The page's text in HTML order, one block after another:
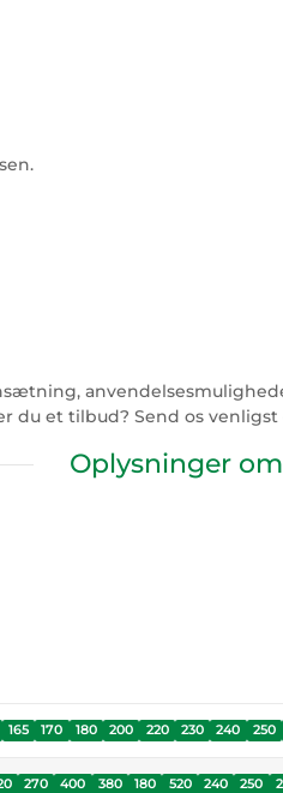
du et tilbud? Send os venligst
Oplysninger
165 170 180 200 220 230 240 250
270 400 380 180 520 240 250